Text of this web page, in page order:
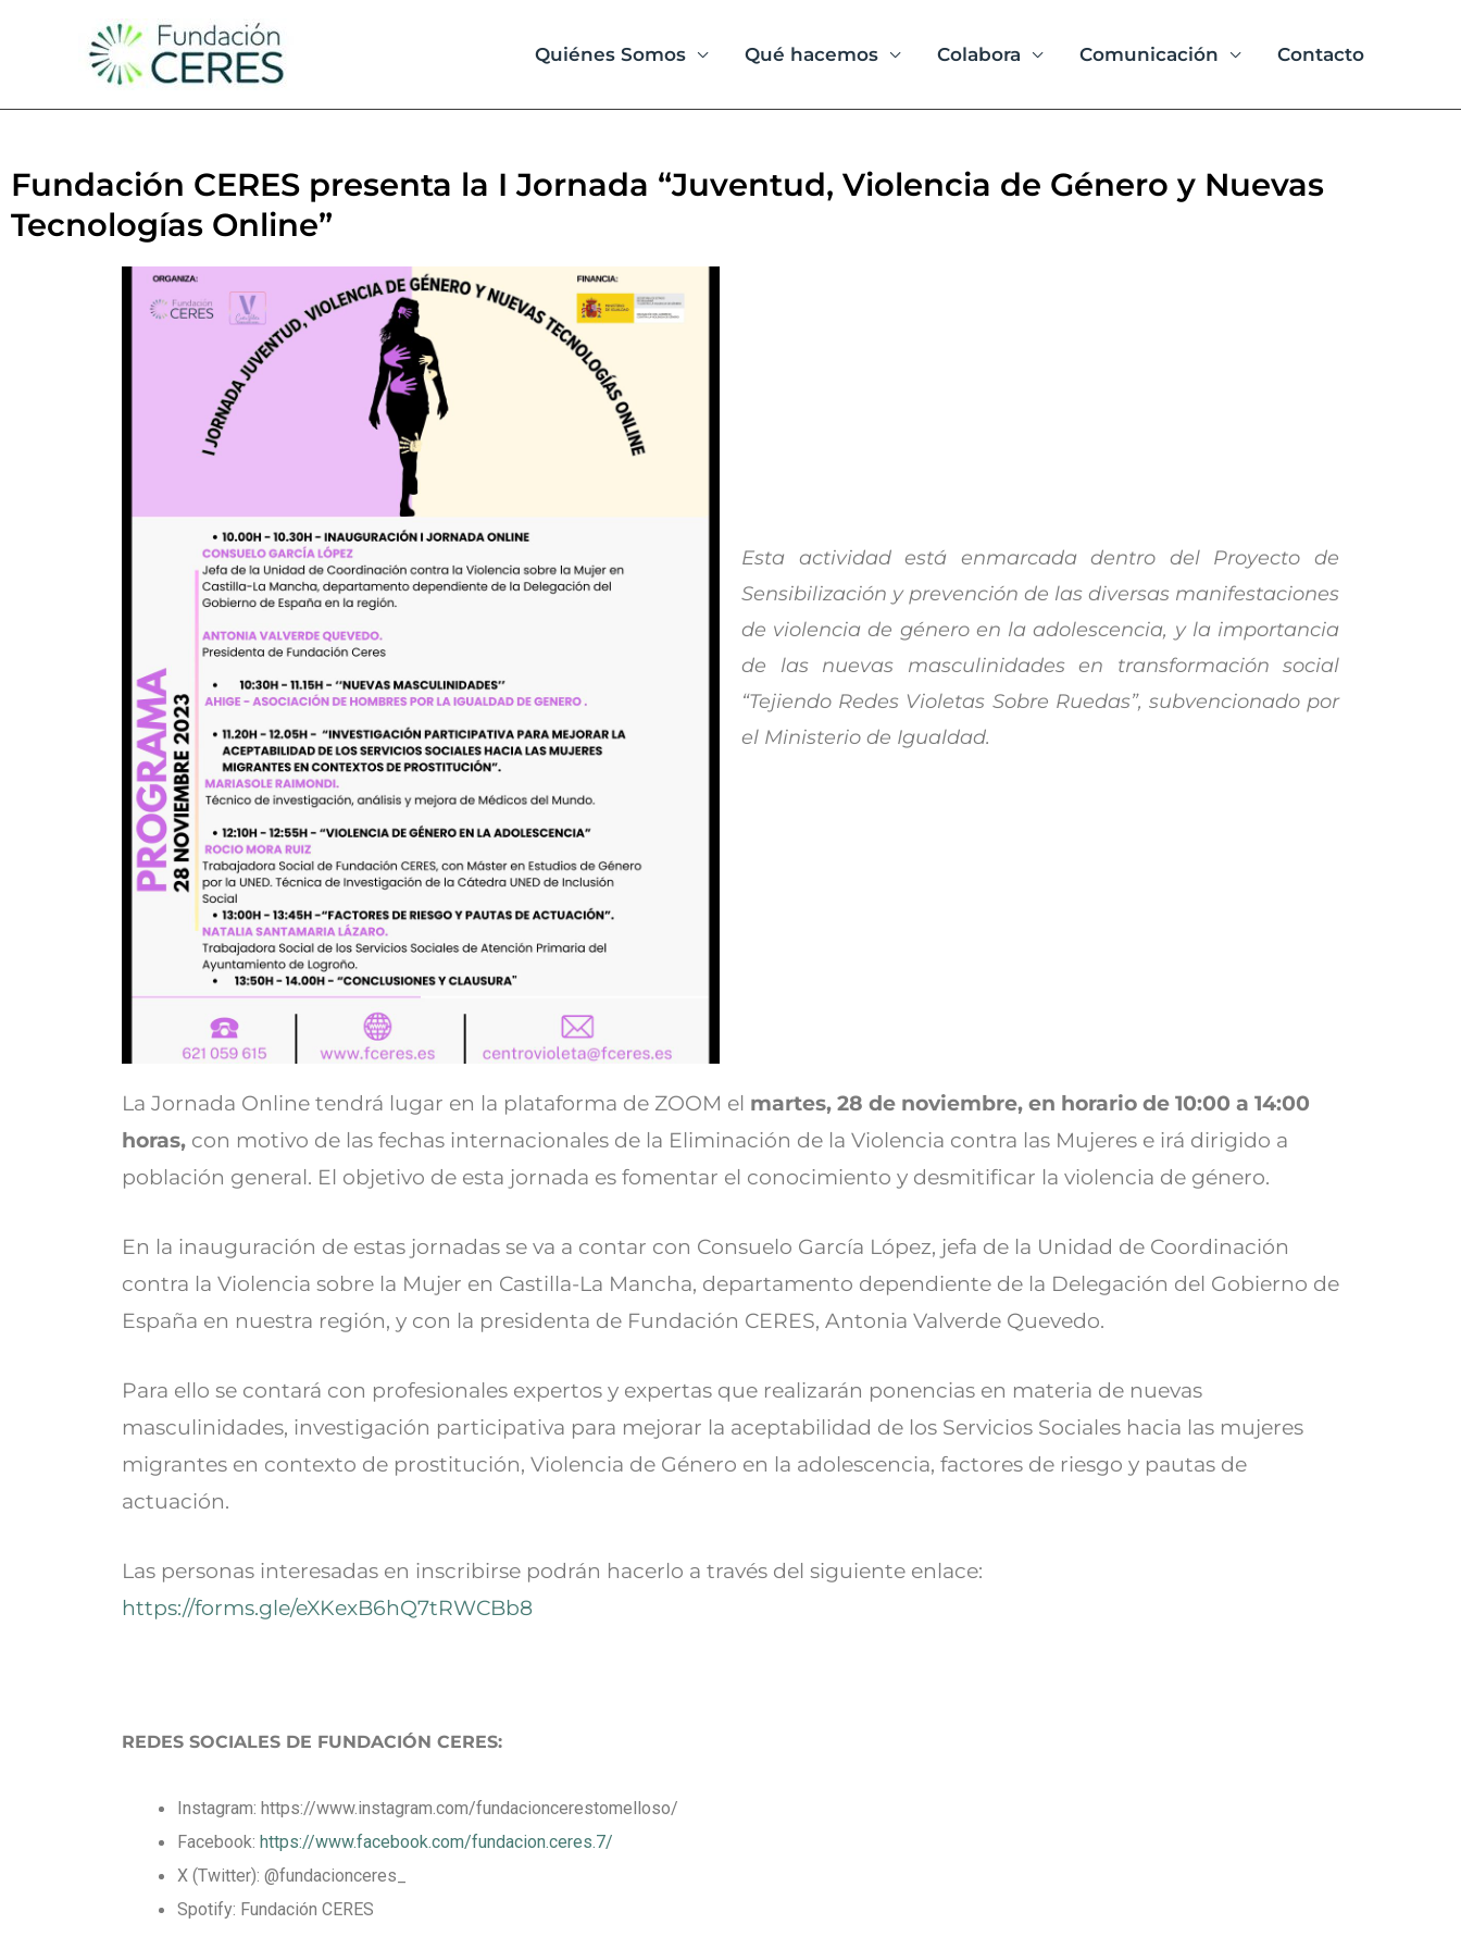
Quiénes Somos Qué hacemos Colabora Comunicación Contacto
Fundación CERES presenta la I Jornada “Juventud, Violencia de Género y Nuevas
Tecnologías Online”
Esta actividad está enmarcada dentro del Proyecto de
Sensibilización y prevención de las diversas manifestaciones
de violencia de género en la adolescencia, y la importancia
de las nuevas masculinidades en transformación social
“Tejiendo Redes Violetas Sobre Ruedas”, subvencionado por
el Ministerio de Igualdad.
La Jornada Online tendrá lugar en la plataforma de ZOOM el martes, 28 de noviembre, en horario de 10:00 a 14:00
horas, con motivo de las fechas internacionales de la Eliminación de la Violencia contra las Mujeres e irá dirigido a
población general. El objetivo de esta jornada es fomentar el conocimiento y desmitificar la violencia de género.
En la inauguración de estas jornadas se va a contar con Consuelo García López, jefa de la Unidad de Coordinación
contra la Violencia sobre la Mujer en Castilla-La Mancha, departamento dependiente de la Delegación del Gobierno de
España en nuestra región, y con la presidenta de Fundación CERES, Antonia Valverde Quevedo.
Para ello se contará con profesionales expertos y expertas que realizarán ponencias en materia de nuevas
masculinidades, investigación participativa para mejorar la aceptabilidad de los Servicios Sociales hacia las mujeres
migrantes en contexto de prostitución, Violencia de Género en la adolescencia, factores de riesgo y pautas de
actuación.
Las personas interesadas en inscribirse podrán hacerlo a través del siguiente enlace:
https://forms.gle/eXKexB6hQ7tRWCBb8
REDES SOCIALES DE FUNDACIÓN CERES:
Instagram: https://www.instagram.com/fundacioncerestomelloso/
Facebook: https://www.facebook.com/fundacion.ceres.7/
X (Twitter): @fundacionceres_
Spotify: Fundación CERES